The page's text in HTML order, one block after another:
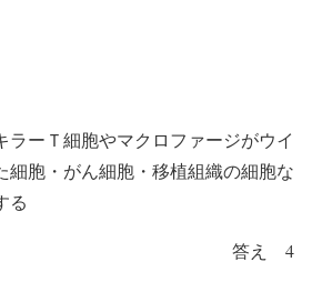
ラーＴ細胞やマクロファージがウイ
細胞・がん細胞・移植組織の細胞な
る
答え 4